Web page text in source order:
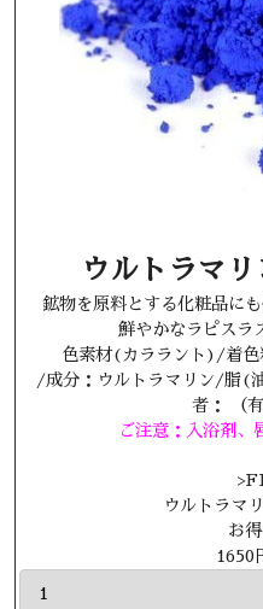
ウルトラマ
鉱物を原料とする化粧品に
鮮やかなラピスラ
色素材(カララント)/着色
/成分：ウルトラマリン/脂(
者： （
ご注意：入浴剤、
>
ウルトラマ
お
1650